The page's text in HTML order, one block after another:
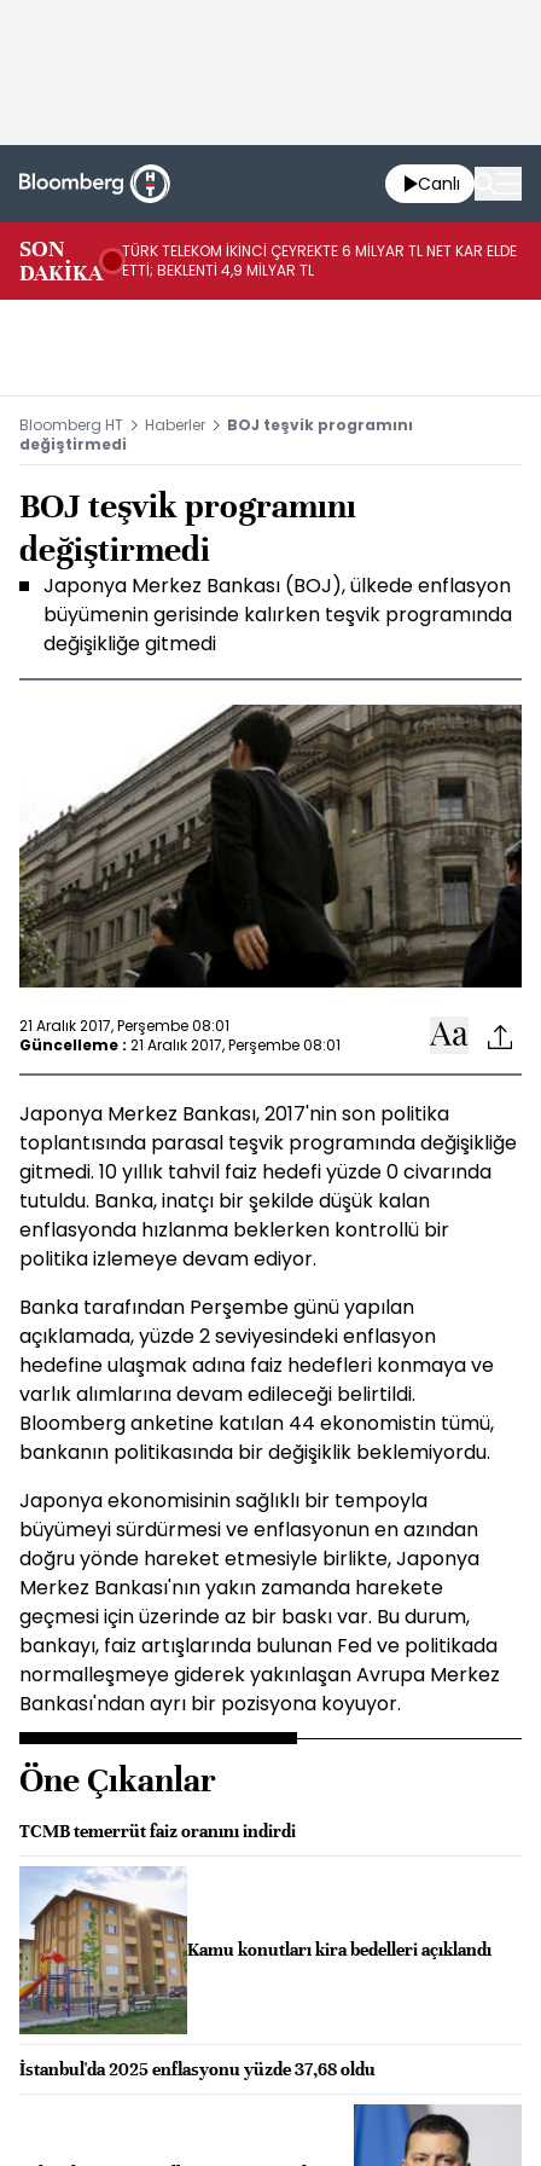
Canlı
SON
DAKİKA
TÜRK TELEKOM İKİNCİ ÇEYREKTE 6 MİLYAR TL NET KAR ELDE
ETTİ; BEKLENTİ 4,9 MİLYAR TL
Bloomberg HT Haberler
BOJ teşvik programını
değiştirmedi
BOJ teşvik programını
değiştirmedi
Japonya Merkez Bankası (BOJ), ülkede enflasyon
büyümenin gerisinde kalırken teşvik programında
değişikliğe gitmedi
21 Aralık 2017, Perşembe 08:01
Güncelleme : 21 Aralık 2017, Perşembe 08:01
Japonya Merkez Bankası, 2017'nin son politika
toplantısında parasal teşvik programında değişikliğe
gitmedi. 10 yıllık tahvil faiz hedefi yüzde 0 civarında
tutuldu. Banka, inatçı bir şekilde düşük kalan
enflasyonda hızlanma beklerken kontrollü bir
politika izlemeye devam ediyor.
Banka tarafından Perşembe günü yapılan
açıklamada, yüzde 2 seviyesindeki enflasyon
hedefine ulaşmak adına faiz hedefleri konmaya ve
varlık alımlarına devam edileceği belirtildi.
Bloomberg anketine katılan 44 ekonomistin tümü,
bankanın politikasında bir değişiklik beklemiyordu.
Japonya ekonomisinin sağlıklı bir tempoyla
büyümeyi sürdürmesi ve enflasyonun en azından
doğru yönde hareket etmesiyle birlikte, Japonya
Merkez Bankası'nın yakın zamanda harekete
geçmesi için üzerinde az bir baskı var. Bu durum,
bankayı, faiz artışlarında bulunan Fed ve politikada
normalleşmeye giderek yakınlaşan Avrupa Merkez
Bankası'ndan ayrı bir pozisyona koyuyor.
Öne Çıkanlar
TCMB temerrüt faiz oranını indirdi
Kamu konutları kira bedelleri açıklandı
İstanbul'da 2025 enflasyonu yüzde 37,68 oldu